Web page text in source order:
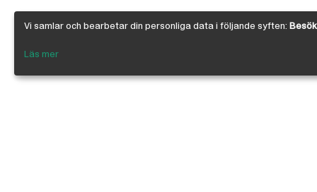
Vi samlar och bearbetar din personliga data i följande syften:
Läs mer